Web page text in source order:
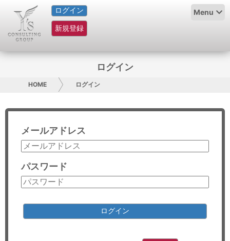
ログイン
新規登録
Menu
HOME
サービス紹介
グループ概要
採用情報
お問い合わせ
コンサルティング
リサーチ
ログイン
HOME ログイン
メールアドレス
パスワード
ログイン